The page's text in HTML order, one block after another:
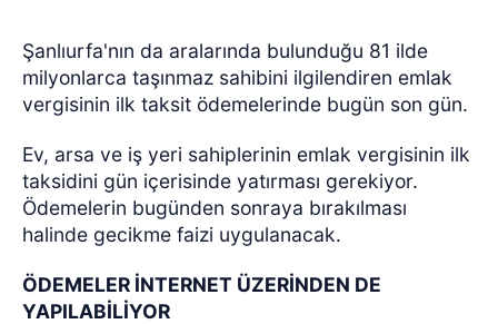
Şanlıurfa'nın da aralarında bulunduğu 81 ilde
milyonlarca taşınmaz sahibini ilgilendiren emlak
vergisinin ilk taksit ödemelerinde bugün son gün.
Ev, arsa ve iş yeri sahiplerinin emlak vergisinin ilk
taksidini gün içerisinde yatırması gerekiyor.
Ödemelerin bugünden sonraya bırakılması
halinde gecikme faizi uygulanacak.
ÖDEMELER İNTERNET ÜZERİNDEN DE
YAPILABİLİYOR